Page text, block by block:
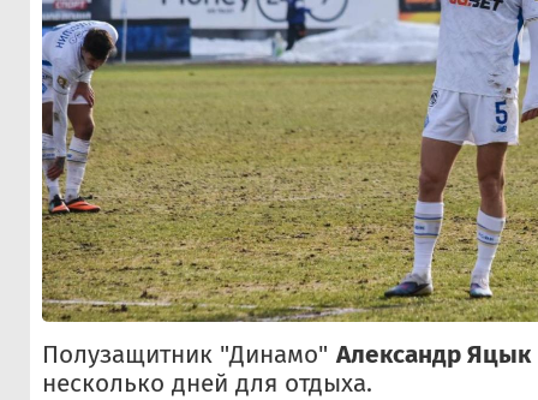
Полузащитник "Динамо" Александр Яцык
несколько дней для отдыха.